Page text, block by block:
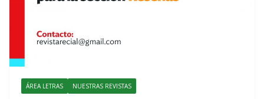
ÁREA LETRAS NUESTRAS REVISTAS